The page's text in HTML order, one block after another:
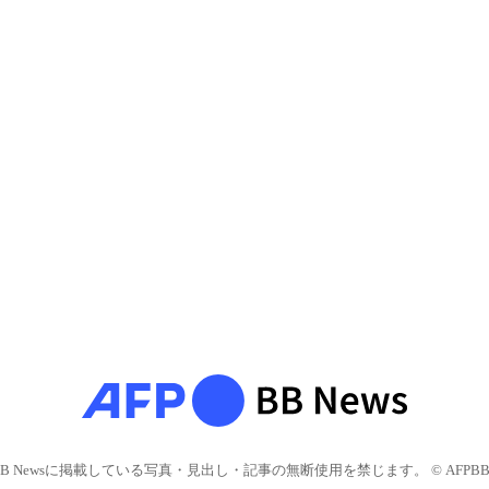
Newsに掲載している写真・見出し・記事の無断使用を禁じます。 © AFPBB